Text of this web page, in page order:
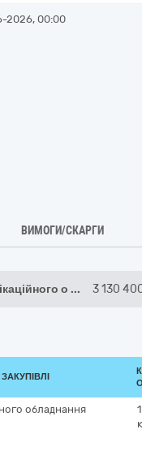
2026, 00:00
ВИМОГИ/СКАРГИ
о ... 3 130
обладнання
1